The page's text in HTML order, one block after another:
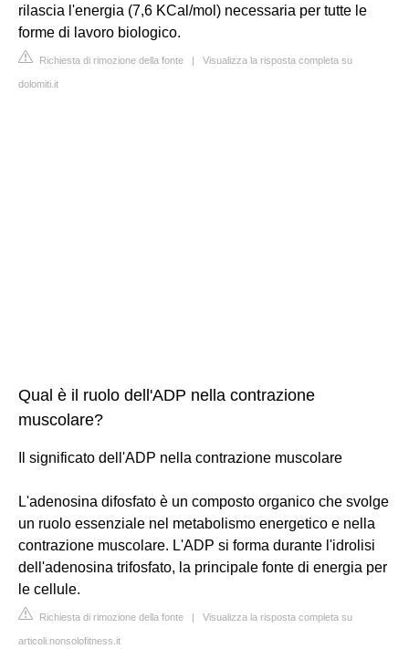
rilascia l'energia (7,6 KCal/mol) necessaria per tutte le
forme di lavoro biologico.
Richiesta di rimozione della fonte | Visualizza la risposta completa su
dolomiti.it
Qual è il ruolo dell'ADP nella contrazione
muscolare?
Il significato dell'ADP nella contrazione muscolare
L'adenosina difosfato è un composto organico che svolge
un ruolo essenziale nel metabolismo energetico e nella
contrazione muscolare. L'ADP si forma durante l'idrolisi
dell'adenosina trifosfato, la principale fonte di energia per
le cellule.
Richiesta di rimozione della fonte | Visualizza la risposta completa su
articoli.nonsolofitness.it